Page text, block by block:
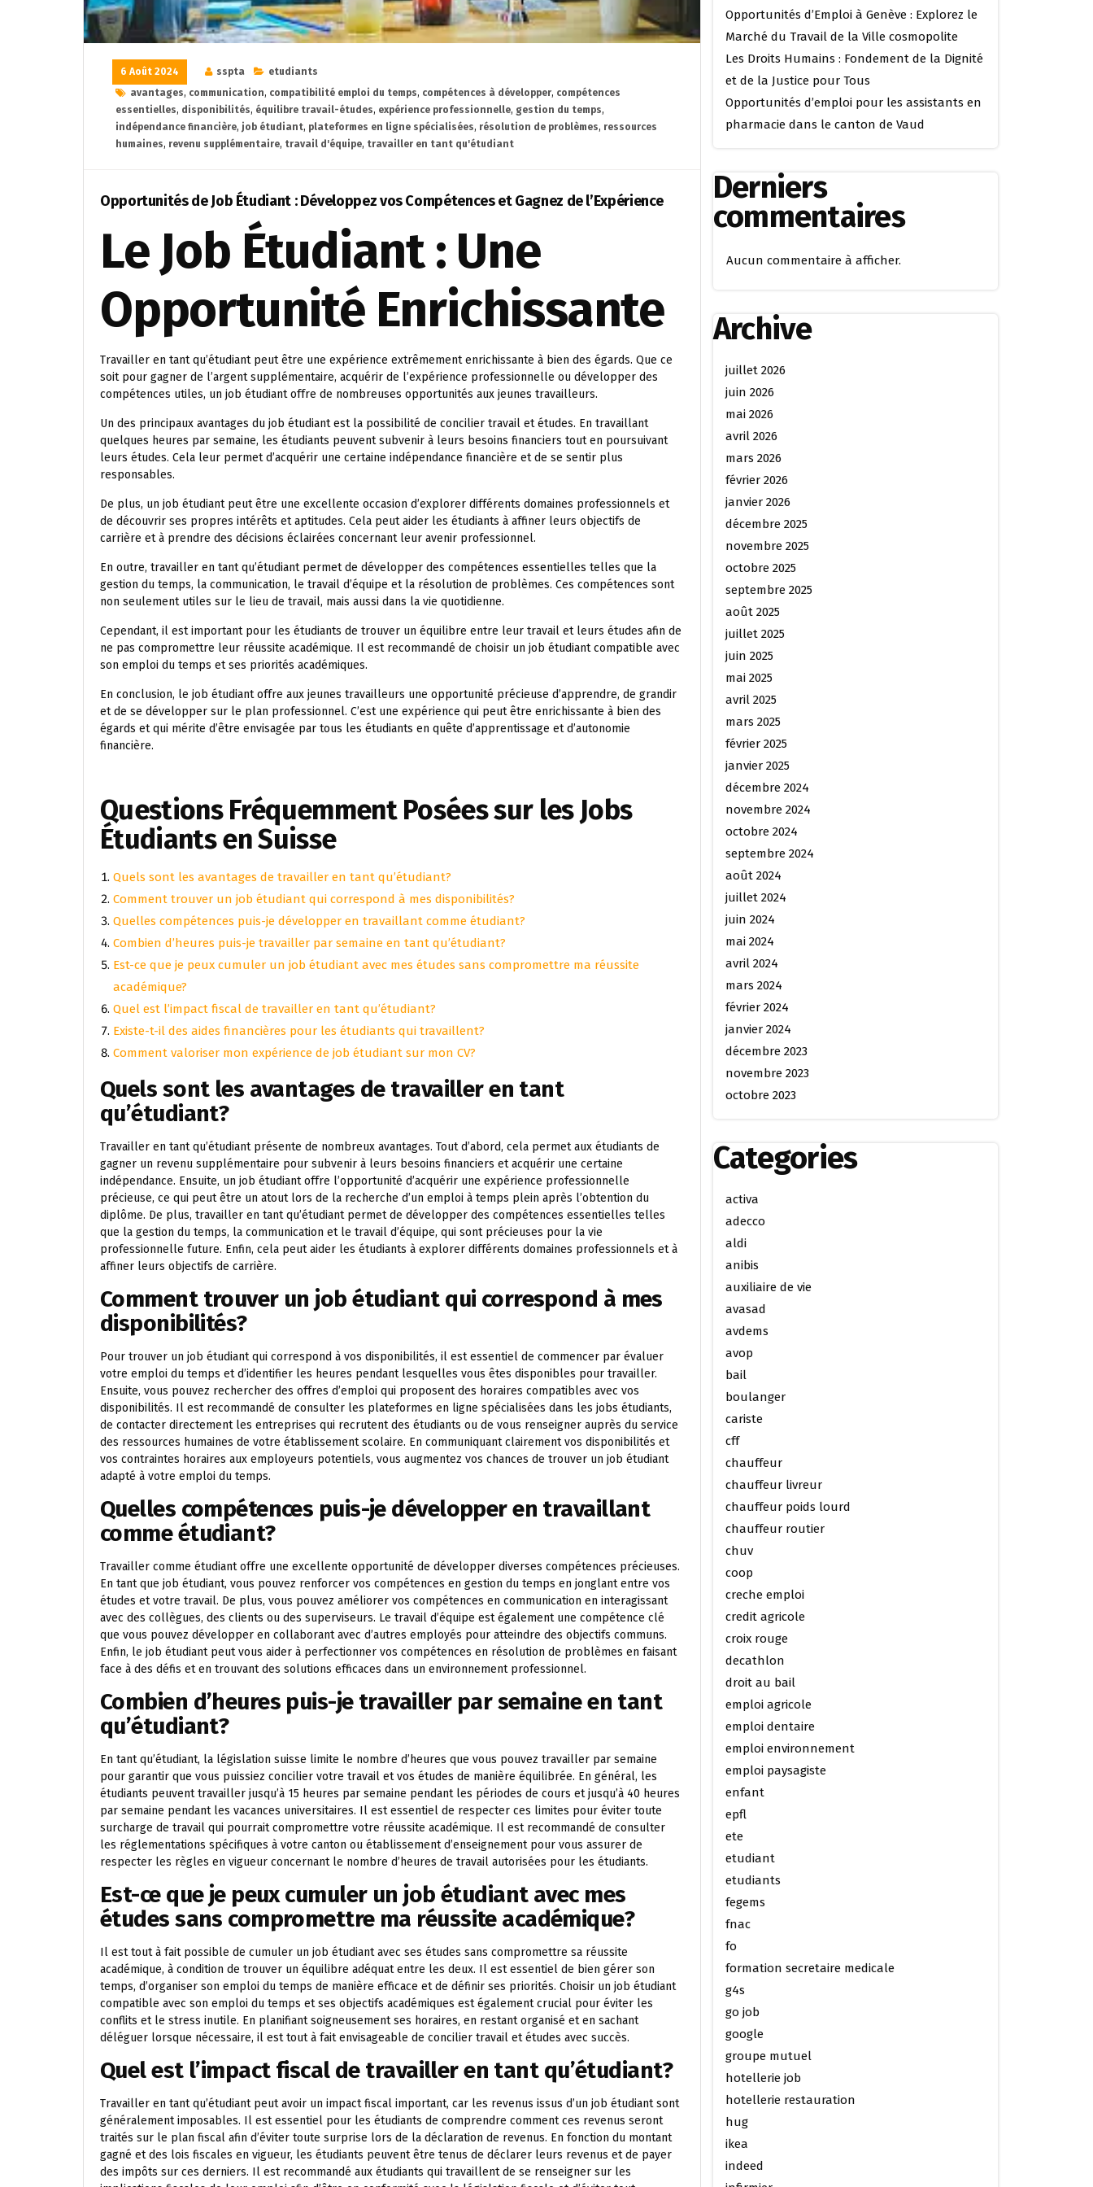
6 Août 2024 sspta
etudiants
avantages, communication, compatibilité emploi du temps, compétences à développer, compétences
essentielles, disponibilités, équilibre travail-études, expérience professionnelle, gestion du temps,
indépendance financière, job étudiant, plateformes en ligne spécialisées, résolution de problèmes, ressources
humaines, revenu supplémentaire, travail d'équipe, travailler en tant qu'étudiant
Opportunités de Job Étudiant : Développez vos Compétences et Gagnez de l’Expérience
Le Job Étudiant : Une
Opportunité Enrichissante
Travailler en tant qu’étudiant peut être une expérience extrêmement enrichissante à bien des égards. Que ce
soit pour gagner de l’argent supplémentaire, acquérir de l’expérience professionnelle ou développer des
compétences utiles, un job étudiant offre de nombreuses opportunités aux jeunes travailleurs.
Un des principaux avantages du job étudiant est la possibilité de concilier travail et études. En travaillant
quelques heures par semaine, les étudiants peuvent subvenir à leurs besoins financiers tout en poursuivant
leurs études. Cela leur permet d’acquérir une certaine indépendance financière et de se sentir plus
responsables.
De plus, un job étudiant peut être une excellente occasion d’explorer différents domaines professionnels et
de découvrir ses propres intérêts et aptitudes. Cela peut aider les étudiants à affiner leurs objectifs de
carrière et à prendre des décisions éclairées concernant leur avenir professionnel.
En outre, travailler en tant qu’étudiant permet de développer des compétences essentielles telles que la
gestion du temps, la communication, le travail d’équipe et la résolution de problèmes. Ces compétences sont
non seulement utiles sur le lieu de travail, mais aussi dans la vie quotidienne.
Cependant, il est important pour les étudiants de trouver un équilibre entre leur travail et leurs études afin de
ne pas compromettre leur réussite académique. Il est recommandé de choisir un job étudiant compatible avec
son emploi du temps et ses priorités académiques.
En conclusion, le job étudiant offre aux jeunes travailleurs une opportunité précieuse d’apprendre, de grandir
et de se développer sur le plan professionnel. C’est une expérience qui peut être enrichissante à bien des
égards et qui mérite d’être envisagée par tous les étudiants en quête d’apprentissage et d’autonomie
financière.
Questions Fréquemment Posées sur les Jobs
Étudiants en Suisse
Quels sont les avantages de travailler en tant qu’étudiant?
Comment trouver un job étudiant qui correspond à mes disponibilités?
Quelles compétences puis-je développer en travaillant comme étudiant?
Combien d’heures puis-je travailler par semaine en tant qu’étudiant?
Est-ce que je peux cumuler un job étudiant avec mes études sans compromettre ma réussite
académique?
Quel est l’impact fiscal de travailler en tant qu’étudiant?
Existe-t-il des aides financières pour les étudiants qui travaillent?
Comment valoriser mon expérience de job étudiant sur mon CV?
Quels sont les avantages de travailler en tant
qu’étudiant?
Travailler en tant qu’étudiant présente de nombreux avantages. Tout d’abord, cela permet aux étudiants de
gagner un revenu supplémentaire pour subvenir à leurs besoins financiers et acquérir une certaine
indépendance. Ensuite, un job étudiant offre l’opportunité d’acquérir une expérience professionnelle
précieuse, ce qui peut être un atout lors de la recherche d’un emploi à temps plein après l’obtention du
diplôme. De plus, travailler en tant qu’étudiant permet de développer des compétences essentielles telles
que la gestion du temps, la communication et le travail d’équipe, qui sont précieuses pour la vie
professionnelle future. Enfin, cela peut aider les étudiants à explorer différents domaines professionnels et à
affiner leurs objectifs de carrière.
Comment trouver un job étudiant qui correspond à mes
disponibilités?
Pour trouver un job étudiant qui correspond à vos disponibilités, il est essentiel de commencer par évaluer
votre emploi du temps et d’identifier les heures pendant lesquelles vous êtes disponibles pour travailler.
Ensuite, vous pouvez rechercher des offres d’emploi qui proposent des horaires compatibles avec vos
disponibilités. Il est recommandé de consulter les plateformes en ligne spécialisées dans les jobs étudiants,
de contacter directement les entreprises qui recrutent des étudiants ou de vous renseigner auprès du service
des ressources humaines de votre établissement scolaire. En communiquant clairement vos disponibilités et
vos contraintes horaires aux employeurs potentiels, vous augmentez vos chances de trouver un job étudiant
adapté à votre emploi du temps.
Quelles compétences puis-je développer en travaillant
comme étudiant?
Travailler comme étudiant offre une excellente opportunité de développer diverses compétences précieuses.
En tant que job étudiant, vous pouvez renforcer vos compétences en gestion du temps en jonglant entre vos
études et votre travail. De plus, vous pouvez améliorer vos compétences en communication en interagissant
avec des collègues, des clients ou des superviseurs. Le travail d’équipe est également une compétence clé
que vous pouvez développer en collaborant avec d’autres employés pour atteindre des objectifs communs.
Enfin, le job étudiant peut vous aider à perfectionner vos compétences en résolution de problèmes en faisant
face à des défis et en trouvant des solutions efficaces dans un environnement professionnel.
Combien d’heures puis-je travailler par semaine en tant
qu’étudiant?
En tant qu’étudiant, la législation suisse limite le nombre d’heures que vous pouvez travailler par semaine
pour garantir que vous puissiez concilier votre travail et vos études de manière équilibrée. En général, les
étudiants peuvent travailler jusqu’à 15 heures par semaine pendant les périodes de cours et jusqu’à 40 heures
par semaine pendant les vacances universitaires. Il est essentiel de respecter ces limites pour éviter toute
surcharge de travail qui pourrait compromettre votre réussite académique. Il est recommandé de consulter
les réglementations spécifiques à votre canton ou établissement d’enseignement pour vous assurer de
respecter les règles en vigueur concernant le nombre d’heures de travail autorisées pour les étudiants.
Est-ce que je peux cumuler un job étudiant avec mes
études sans compromettre ma réussite académique?
Il est tout à fait possible de cumuler un job étudiant avec ses études sans compromettre sa réussite
académique, à condition de trouver un équilibre adéquat entre les deux. Il est essentiel de bien gérer son
temps, d’organiser son emploi du temps de manière efficace et de définir ses priorités. Choisir un job étudiant
compatible avec son emploi du temps et ses objectifs académiques est également crucial pour éviter les
conflits et le stress inutile. En planifiant soigneusement ses horaires, en restant organisé et en sachant
déléguer lorsque nécessaire, il est tout à fait envisageable de concilier travail et études avec succès.
Quel est l’impact fiscal de travailler en tant qu’étudiant?
Travailler en tant qu’étudiant peut avoir un impact fiscal important, car les revenus issus d’un job étudiant sont
généralement imposables. Il est essentiel pour les étudiants de comprendre comment ces revenus seront
traités sur le plan fiscal afin d’éviter toute surprise lors de la déclaration de revenus. En fonction du montant
gagné et des lois fiscales en vigueur, les étudiants peuvent être tenus de déclarer leurs revenus et de payer
des impôts sur ces derniers. Il est recommandé aux étudiants qui travaillent de se renseigner sur les
Opportunités d’Emploi à Genève : Explorez le
Marché du Travail de la Ville cosmopolite
Les Droits Humains : Fondement de la Dignité
et de la Justice pour Tous
Opportunités d’emploi pour les assistants en
pharmacie dans le canton de Vaud
Derniers
commentaires
Aucun commentaire à afficher.
Archive
juillet 2026
juin 2026
mai 2026
avril 2026
mars 2026
février 2026
janvier 2026
décembre 2025
novembre 2025
octobre 2025
septembre 2025
août 2025
juillet 2025
juin 2025
mai 2025
avril 2025
mars 2025
février 2025
janvier 2025
décembre 2024
novembre 2024
octobre 2024
septembre 2024
août 2024
juillet 2024
juin 2024
mai 2024
avril 2024
mars 2024
février 2024
janvier 2024
décembre 2023
novembre 2023
octobre 2023
Categories
activa
adecco
aldi
anibis
auxiliaire de vie
avasad
avdems
avop
bail
boulanger
cariste
cff
chauffeur
chauffeur livreur
chauffeur poids lourd
chauffeur routier
chuv
coop
creche emploi
credit agricole
croix rouge
decathlon
droit au bail
emploi agricole
emploi dentaire
emploi environnement
emploi paysagiste
enfant
epfl
ete
etudiant
etudiants
fegems
fnac
fo
formation secretaire medicale
g4s
go job
google
groupe mutuel
hotellerie job
hotellerie restauration
hug
ikea
indeed